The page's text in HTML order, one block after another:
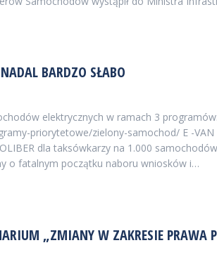
BARDZO SŁABO
elektrycznych w ramach 3
priorytetowe/zielony-samochod/ E -
dla taksówkarzy na 1.000
o fatalnym początku naboru wniosków i…
„ZMIANY W ZAKRESIE PRAWA